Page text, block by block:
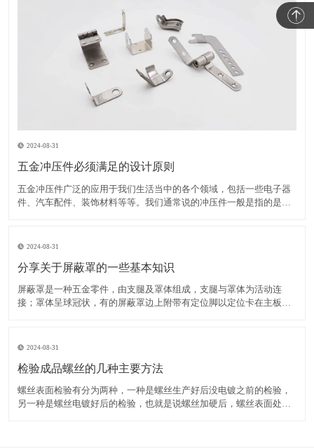
2024-08-31
五金冲压件必须满足的设计原则
五金冲压件广泛的应用于我们生活当中的各个领域，包括一些电子器
件、汽车配件、装饰材料等等。我们通常说的冲压件一般是指的是冷
成你想要的盘子了，这就是冷冲压，就是直接用模具对五金材料
2024-08-31
分享关于屏蔽罩的一些基本知识
屏蔽罩是一种五金零件，由支腿及罩体组成，支腿与罩体为活动连
接；罩体呈球冠状，有的屏蔽罩边上附带有定位脚以定位卡在主板相
一个屏蔽架，屏蔽框扣在屏蔽架上），但方便后期对里面芯片及电
2024-08-31
检验成品螺丝的几种主要方法
螺丝表面检验有分为两种，一种是螺丝生产好后没电镀之前的检验，
另一种是螺丝电镀好后的检验，也就是说螺丝加硬后，螺丝表面处理